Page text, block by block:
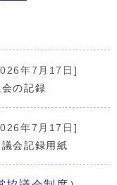
年7月17日]
の記録
年7月17日]
会記録用紙